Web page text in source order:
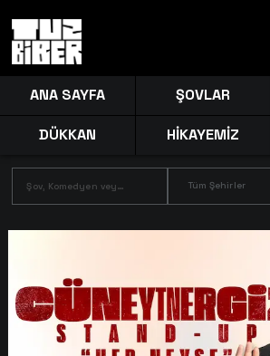
ANA SAYFA ŞOVLAR
DÜKKAN HİKAYEMİZ
Tüm Şehirler